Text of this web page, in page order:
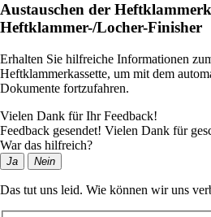
Austauschen der
Heftklammer-/Locher-Finisher
Erhalten Sie hilfreiche Informationen
Heftklammerkassette, um mit dem
Dokumente fortzufahren.
Vielen Dank für Ihr Feedback!
Feedback gesendet! Vielen Dank für
War das hilfreich?
Ja Nein
Das tut uns leid. Wie können wir uns